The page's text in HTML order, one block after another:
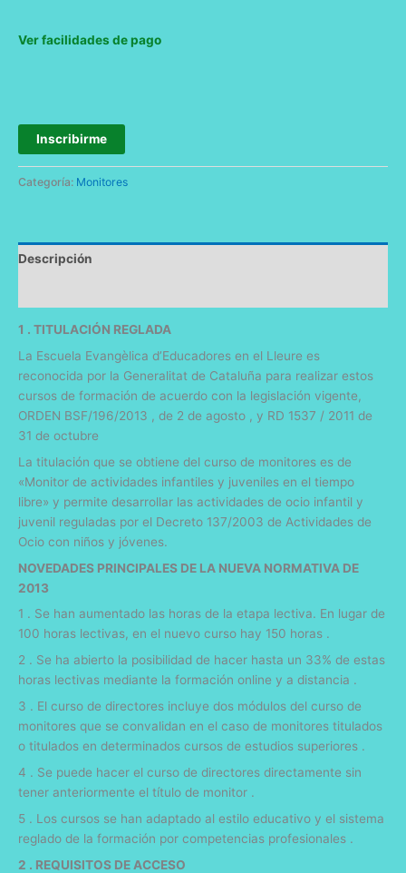
Ver facilidades de pago
Inscribirme
Categoría: Monitores
Descripción
1 . TITULACIÓN REGLADA
La Escuela Evangèlica d’Educadores en el Lleure es
reconocida por la Generalitat de Cataluña para realizar estos
cursos de formación de acuerdo con la legislación vigente,
ORDEN BSF/196/2013 , de 2 de agosto , y RD 1537 / 2011 de
31 de octubre
La titulación que se obtiene del curso de monitores es de
«Monitor de actividades infantiles y juveniles en el tiempo
libre» y permite desarrollar las actividades de ocio infantil y
juvenil reguladas por el Decreto 137/2003 de Actividades de
Ocio con niños y jóvenes.
NOVEDADES PRINCIPALES DE LA NUEVA NORMATIVA DE
2013
1 . Se han aumentado las horas de la etapa lectiva. En lugar de
100 horas lectivas, en el nuevo curso hay 150 horas .
2 . Se ha abierto la posibilidad de hacer hasta un 33% de estas
horas lectivas mediante la formación online y a distancia .
3 . El curso de directores incluye dos módulos del curso de
monitores que se convalidan en el caso de monitores titulados
o titulados en determinados cursos de estudios superiores .
4 . Se puede hacer el curso de directores directamente sin
tener anteriormente el título de monitor .
5 . Los cursos se han adaptado al estilo educativo y el sistema
reglado de la formación por competencias profesionales .
2 . REQUISITOS DE ACCESO